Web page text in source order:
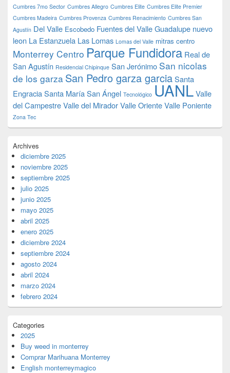
Cumbres 7mo Sector Cumbres Allegro Cumbres Elite Cumbres Elite Premier
Cumbres Madeira Cumbres Provenza Cumbres Renacimiento Cumbres San
Agustín Del Valle Escobedo Fuentes del ValleGuadalupe nuevo
leon La Estanzuela Las Lomas Lomas del Valle mitras centro
Monterrey Centro Parque Fundidora Real de
San Agustín Residencial Chipinque San Jerónimo San nicolas
de los garza San Pedro garza garciaSanta
EngraciaSanta MaríaSan Ángel Tecnológico UANLValle
del CampestreValle del MiradorValle OrienteValle Poniente
Zona Tec
Archives
diciembre 2025
noviembre 2025
septiembre 2025
julio 2025
junio 2025
mayo 2025
abril 2025
enero 2025
diciembre 2024
septiembre 2024
agosto 2024
abril 2024
marzo 2024
febrero 2024
Categories
2025
Buy weed in monterrey
Comprar Marihuana Monterrey
English monterreymagico